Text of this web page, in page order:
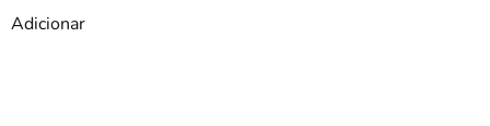
Adicionar